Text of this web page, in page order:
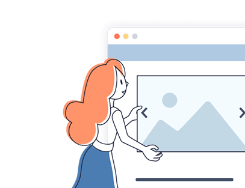
Croqu'livre